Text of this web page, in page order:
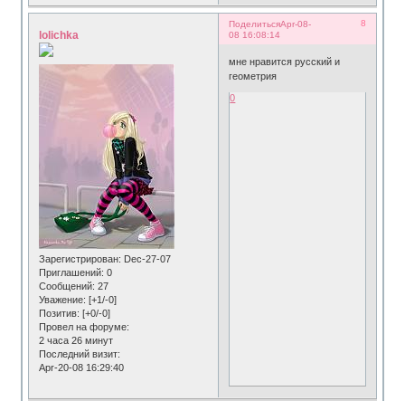
Поделиться 8
Apr-08-
08 16:08:14
lolichka
Зарегистрирован: Dec-27-07
Приглашений: 0
Сообщений: 27
Уважение: [+1/-0]
Позитив: [+0/-0]
Провел на форуме:
2 часа 26 минут
Последний визит:
Apr-20-08 16:29:40
мне нравится русский и
геометрия
0